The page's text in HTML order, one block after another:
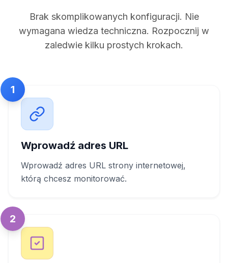
Brak skomplikowanych konfiguracji. Nie
wymagana wiedza techniczna. Rozpocznij w
zaledwie kilku prostych krokach.
1
Wprowadź adres URL
Wprowadź adres URL strony internetowej,
którą chcesz monitorować.
2